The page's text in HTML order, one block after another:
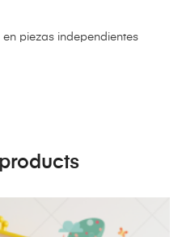
piezas independientes